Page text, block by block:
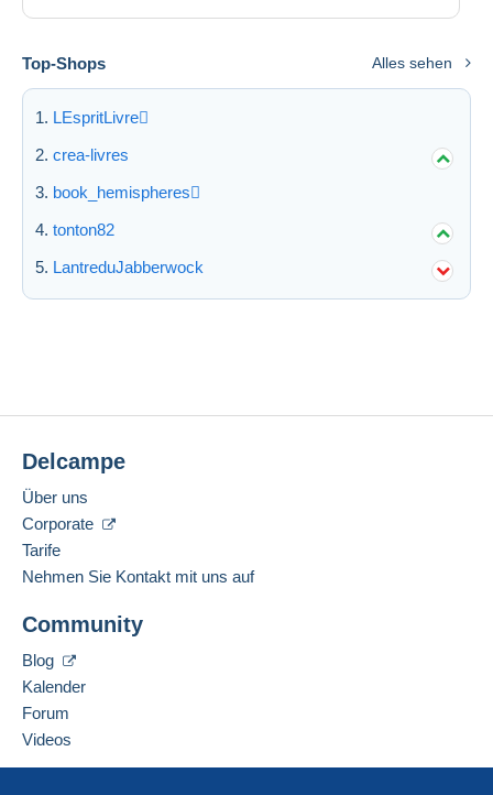
Top-Shops Alles sehen
LEspritLivre
crea-livres
book_hemispheres
tonton82
LantreduJabberwock
Delcampe
Über uns
Corporate
Tarife
Nehmen Sie Kontakt mit uns auf
Community
Blog
Kalender
Forum
Videos